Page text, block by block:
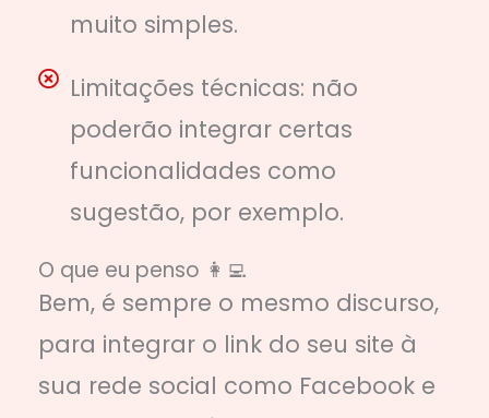
muito simples.
Limitações técnicas: não
poderão integrar certas
funcionalidades como
sugestão, por exemplo.
O que eu penso 👩‍💻
Bem, é sempre o mesmo discurso,
para integrar o link do seu site à
sua rede social como Facebook e